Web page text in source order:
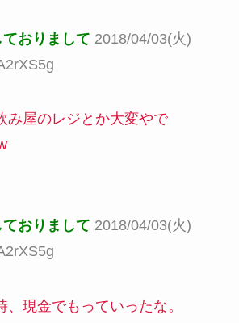
おりまして 2018/04/03(火)
み屋のレジとか大変やで
おりまして 2018/04/03(火)
、現金でもっていったな。